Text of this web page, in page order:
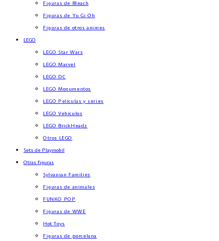
Figuras de Bleach
Figuras de Yu Gi Oh
Figuras de otros animes
LEGO
LEGO Star Wars
LEGO Marvel
LEGO DC
LEGO Monumentos
LEGO Películas y series
LEGO Vehículos
LEGO BrickHeadz
Otros LEGO
Sets de Playmobil
Otras figuras
Sylvanian Families
Figuras de animales
FUNKO POP
Figuras de WWE
Hot Toys
Figuras de porcelana